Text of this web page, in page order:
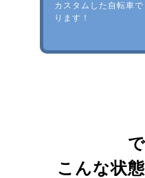
カスタムした自転車
ります！
こんな状